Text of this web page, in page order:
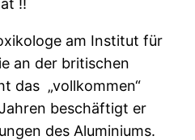
‼
am Institut für
an der britischen
das „vollkommen“
beschäftigt er
des Aluminiums.